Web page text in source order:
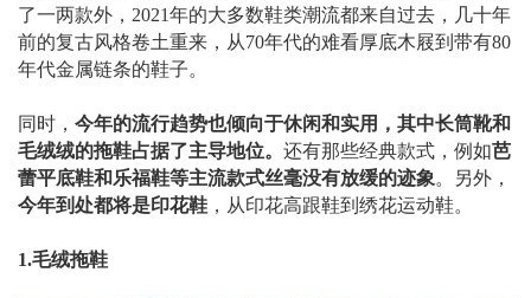
了一两款外 ， 2021年的大多数鞋类潮流都来自过去，几十年
前的复古风格卷土重来，从70年代的难看厚底木屐到带有80
年代金属链条的鞋子。
同时， 今年的流行趋势也倾向于休闲和实用，其中长筒靴和
毛绒绒的拖鞋占据了主导地位。 还有那些经典款式， 例如芭
蕾平底鞋和乐福鞋等主流款式丝毫没有放缓的迹象。
另外，
今年到处都将是印花鞋 ，从印花高跟鞋到绣花运动鞋。
1.毛绒拖鞋